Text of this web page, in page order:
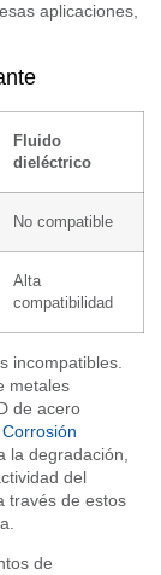
aplicaciones,
Fluido
dieléctrico
No compatible
Alta
compatibilidad
incompatibles.
metales
de acero
Corrosión
la degradación,
del
través de estos
de